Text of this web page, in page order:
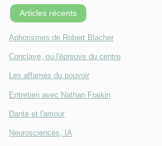
Articles récents
Aphorismes de Robert Blacher
Conclave, ou l'épreuve du centre
Les affamés du pouvoir
Entretien avec Nathan Fraikin
Dante et l'amour
Neurosciences, IA